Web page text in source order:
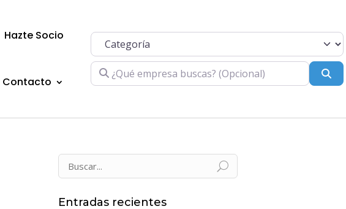
Hazte Socio
Contacto
Categoría
¿Qué empresa buscas? (Opcional)
Entradas recientes